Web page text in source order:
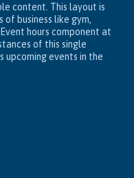
content. This layout is
business like gym,
hours component at
of this single
upcoming events in the